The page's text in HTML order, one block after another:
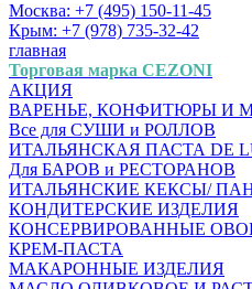
Москва: +7 (495) 150-11-45
Крым: +7 (978) 735-32-42
главная
Торговая марка CEZONI
АКЦИЯ
ВАРЕНЬЕ, КОНФИТЮРЫ И
Все для СУШИ и РОЛЛОВ
ИТАЛЬЯНСКАЯ ПАСТА DE
Для БАРОВ и РЕСТОРАНОВ
ИТАЛЬЯНСКИЕ КЕКСЫ/
КОНДИТЕРСКИЕ ИЗДЕЛИЯ
КОНСЕРВИРОВАННЫЕ
КРЕМ-ПАСТА
МАКАРОННЫЕ ИЗДЕЛИЯ